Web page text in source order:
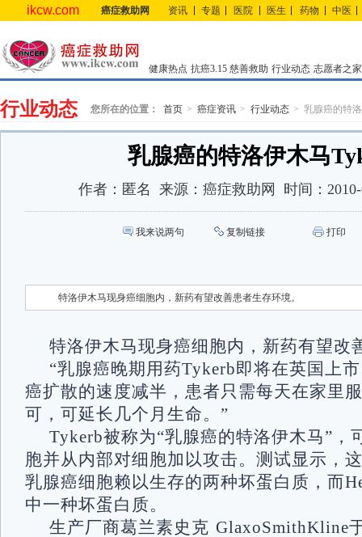
ikcw.com 癌症救助网 资讯 专题 医院 医生 药物 中医
健康热点 抗癌3.15 慈善救助 行业动态 志愿者之家
行业动态 您所在的位置： 首页 癌症资讯 行业动态 乳腺癌的特
乳腺癌的特洛伊木马
作者： 匿名 来源： 癌症救助网 时间：
我来说两句 复制链接 打印
特洛伊木马现身癌细胞内，新药有望改善患者生存环境。
特洛伊木马现身癌细胞内，新药有望
“乳腺癌晚期用药Tykerb即将在英国上
癌扩散的速度减半，患者只需每天在家里
可，可延长几个月生命。”
Tykerb被称为“乳腺癌的特洛伊木马”，
胞并从内部对细胞加以攻击。测试显示，
乳腺癌细胞赖以生存的两种坏蛋白质，而
中一种坏蛋白质。
生产厂商葛兰素史克 GlaxoSmithKline